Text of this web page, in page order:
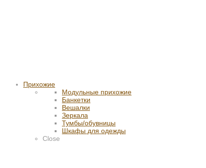
Прихожие
Модульные прихожие
Банкетки
Вешалки
Зеркала
Тумбы/обувницы
Шкафы для одежды
Close